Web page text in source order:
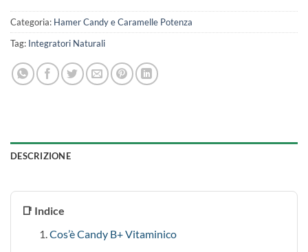
Categoria: Hamer Candy e Caramelle Potenza
Tag: Integratori Naturali
DESCRIZIONE
📑 Indice
Cos’è Candy B+ Vitaminico